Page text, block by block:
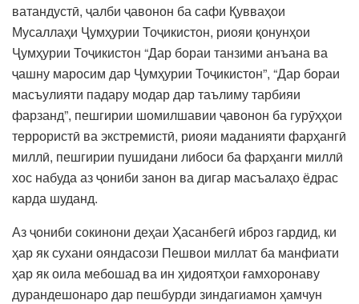
ватандустӣ, ҷалби ҷавонон ба сафи Қувваҳои
Мусаллаҳи Ҷумҳурии Тоҷикистон, риояи қонунҳои
Ҷумҳурии Тоҷикистон “Дар бораи танзими анъана ва
ҷашну маросим дар Ҷумҳурии Тоҷикистон”, “Дар бораи
масъулияти падару модар дар таълиму тарбияи
фарзанд”, пешгирии шомилшавии ҷавонон ба гурӯҳҳои
террористӣ ва экстремистӣ, риояи маданияти фарҳангӣ
миллӣ, пешгирии пушидани либоси ба фарҳанги миллӣ
хос набуда аз ҷониби занон ва дигар масъалаҳо ёдрас
карда шуданд.
Аз ҷониби сокинони деҳаи Ҳасанбегӣ иброз гардид, ки
ҳар як сухани ояндасози Пешвои миллат ба манфиати
ҳар як оила мебошад ва ин ҳидоятҳои ғамхоронаву
дурандешонаро дар пешбурди зиндагиамон ҳамчун